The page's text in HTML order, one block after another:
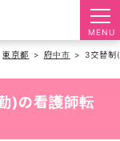
MENU
東京都 府中市 3交替制
)の看護師転